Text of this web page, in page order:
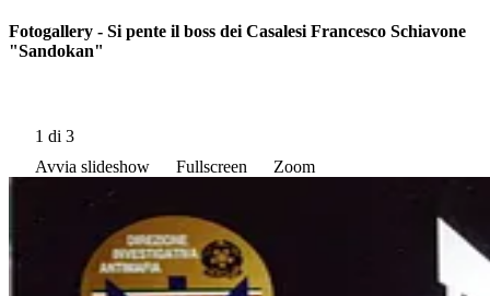
Fotogallery - Si pente il boss dei Casalesi Francesco Schiavone
"Sandokan"
1 di 3
Avvia slideshow
Fullscreen Zoom